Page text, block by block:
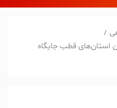
استان‌های قطب جایگاه